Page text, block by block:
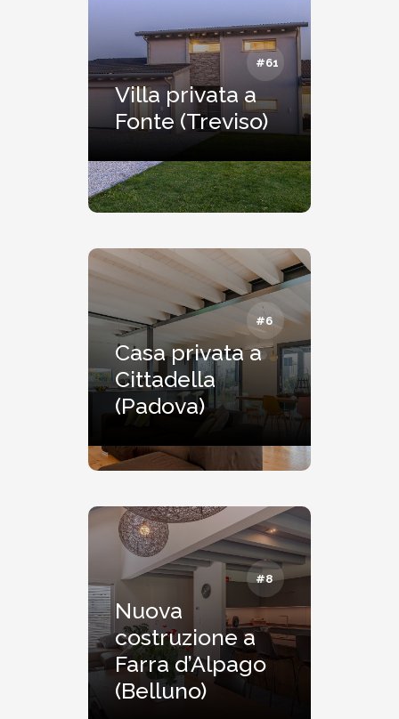
#61
Villa privata a
Fonte (Treviso)
#6
Casa privata a
Cittadella
(Padova)
#8
Nuova
costruzione a
Farra d’Alpago
(Belluno)